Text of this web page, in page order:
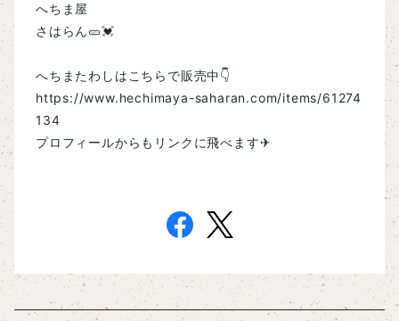
へちま屋
さはらん🥒💓
へちまたわしはこちらで販売中👇
https://www.hechimaya-saharan.com/items/61274
134
プロフィールからもリンクに飛べます✈